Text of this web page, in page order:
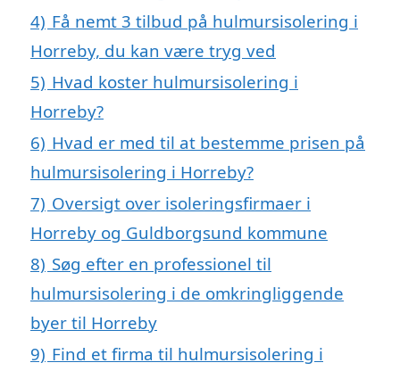
4) Få nemt 3 tilbud på hulmursisolering i
Horreby, du kan være tryg ved
5) Hvad koster hulmursisolering i
Horreby?
6) Hvad er med til at bestemme prisen på
hulmursisolering i Horreby?
7) Oversigt over isoleringsfirmaer i
Horreby og Guldborgsund kommune
8) Søg efter en professionel til
hulmursisolering i de omkringliggende
byer til Horreby
9) Find et firma til hulmursisolering i